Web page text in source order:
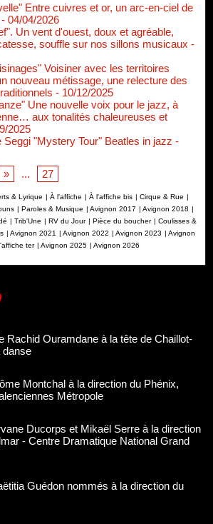
Entre cuivres et or, un arc-en-ciel de
- 04/04/2026
Un vent d'ouest, doux et agréable,
souffle sur nos sillons musicaux -
Voisiner avec les territoires
nouveau métissage, une relecture des
- 10/12/2025
Une nouvelle voix pour le jazz, à
aux tonalités chaleureuses et
2025
Seggi "Mystery Tour" Beatles in jazz -
» ... 27
& Lyrique | À l'affiche | À l'affiche bis | Cirque & Rue |
| Paroles & Musique | Avignon 2017 | Avignon 2018 |
| Trib'Une | RV du Jour | Pièce du boucher | Coulisses &
| Avignon 2021 | Avignon 2022 | Avignon 2023 | Avignon
ter | Avignon 2025 | Avignon 2026
Rachid Ouramdane à la tête de Chaillot-
Montchal à la direction du Phénix,
Métropole
Ducorps et Mikaël Serre à la direction
- Centre Dramatique National Grand
Guédon nommés à la direction du
: les lauréats 2026